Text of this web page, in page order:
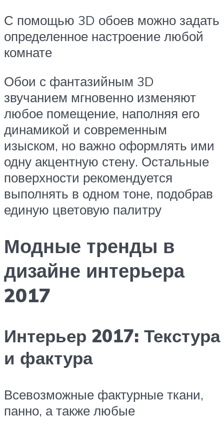
С помощью 3D обоев можно задать
определенное настроение любой
комнате
Обои с фантазийным 3D
звучанием мгновенно изменяют
любое помещение, наполняя его
динамикой и современным
изыском, но важно оформлять ими
одну акцентную стену. Остальные
поверхности рекомендуется
выполнять в одном тоне, подобрав
единую цветовую палитру
Модные тренды в
дизайне интерьера
2017
Интерьер 2017: Текстура
и фактура
Всевозможные фактурные ткани,
панно, а также любые